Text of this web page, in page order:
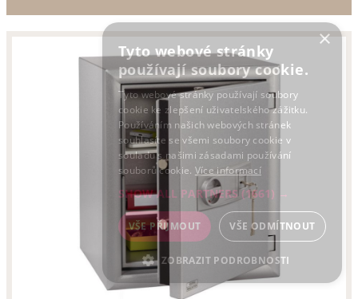
×
Tyto webové stránky
používají soubory cookie.
Tyto webové stránky používají soubory
cookie ke zlepšení uživatelského zážitku.
Používáním našich webových stránek
souhlasíte se všemi soubory cookie v
souladu s našimi zásadami používání
souborů cookie. Více informací
SHOW ALL PARTNERS (1661) →
VŠE PŘIJMOUT VŠE ODMÍTNOUT
ZOBRAZIT PODROBNOSTI
NEZBYTNÉ